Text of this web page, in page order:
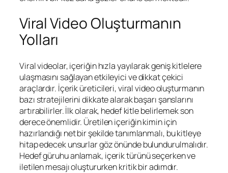
Viral Video Oluşturmanın
Yolları
Viral videolar, içeriğin hızla yayılarak geniş kitlelere
ulaşmasını sağlayan etkileyici ve dikkat çekici
araçlardır. İçerik üreticileri, viral video oluşturmanın
bazı stratejilerini dikkate alarak başarı şanslarını
artırabilirler. İlk olarak, hedef kitle belirlemek son
derece önemlidir. Üretilen içeriğin kimin için
hazırlandığı net bir şekilde tanımlanmalı, bu kitleye
hitap edecek unsurlar göz önünde bulundurulmalıdır.
Hedef güruhu anlamak, içerik türünü seçerken ve
iletilen mesajı oluştururken kritik bir adımdır.